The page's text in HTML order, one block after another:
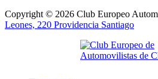
Copyright © 2026 Club Europeo
Leones, 220 Providencia Santiago